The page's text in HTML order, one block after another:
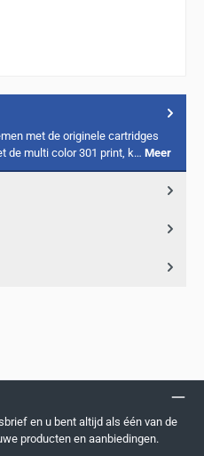
met de originele cartridges
de multi color 301 print, k… Meer
en u bent altijd als één van de
producten en aanbiedingen.